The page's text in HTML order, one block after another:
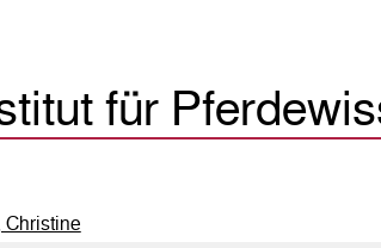
für
Christine